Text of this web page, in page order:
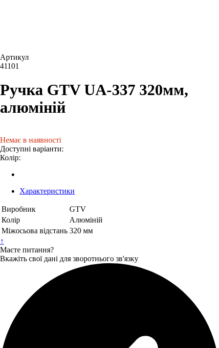
Артикул
41101
Ручка GTV UA-337 320мм,
алюміній
Немає в наявності
Доступні варіанти:
Колір:
Характеристики
Виробник
GTV
Колір
Алюміній
Міжосьова відстань 320 мм
↑
Маєте питання?
Вкажіть свої дані для зворотнього зв'язку